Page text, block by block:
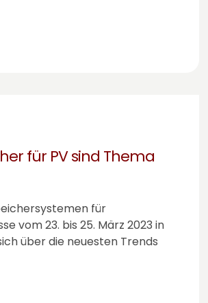
für PV sind Thema
für
vom 23. bis 25. März 2023 in
über die neuesten Trends